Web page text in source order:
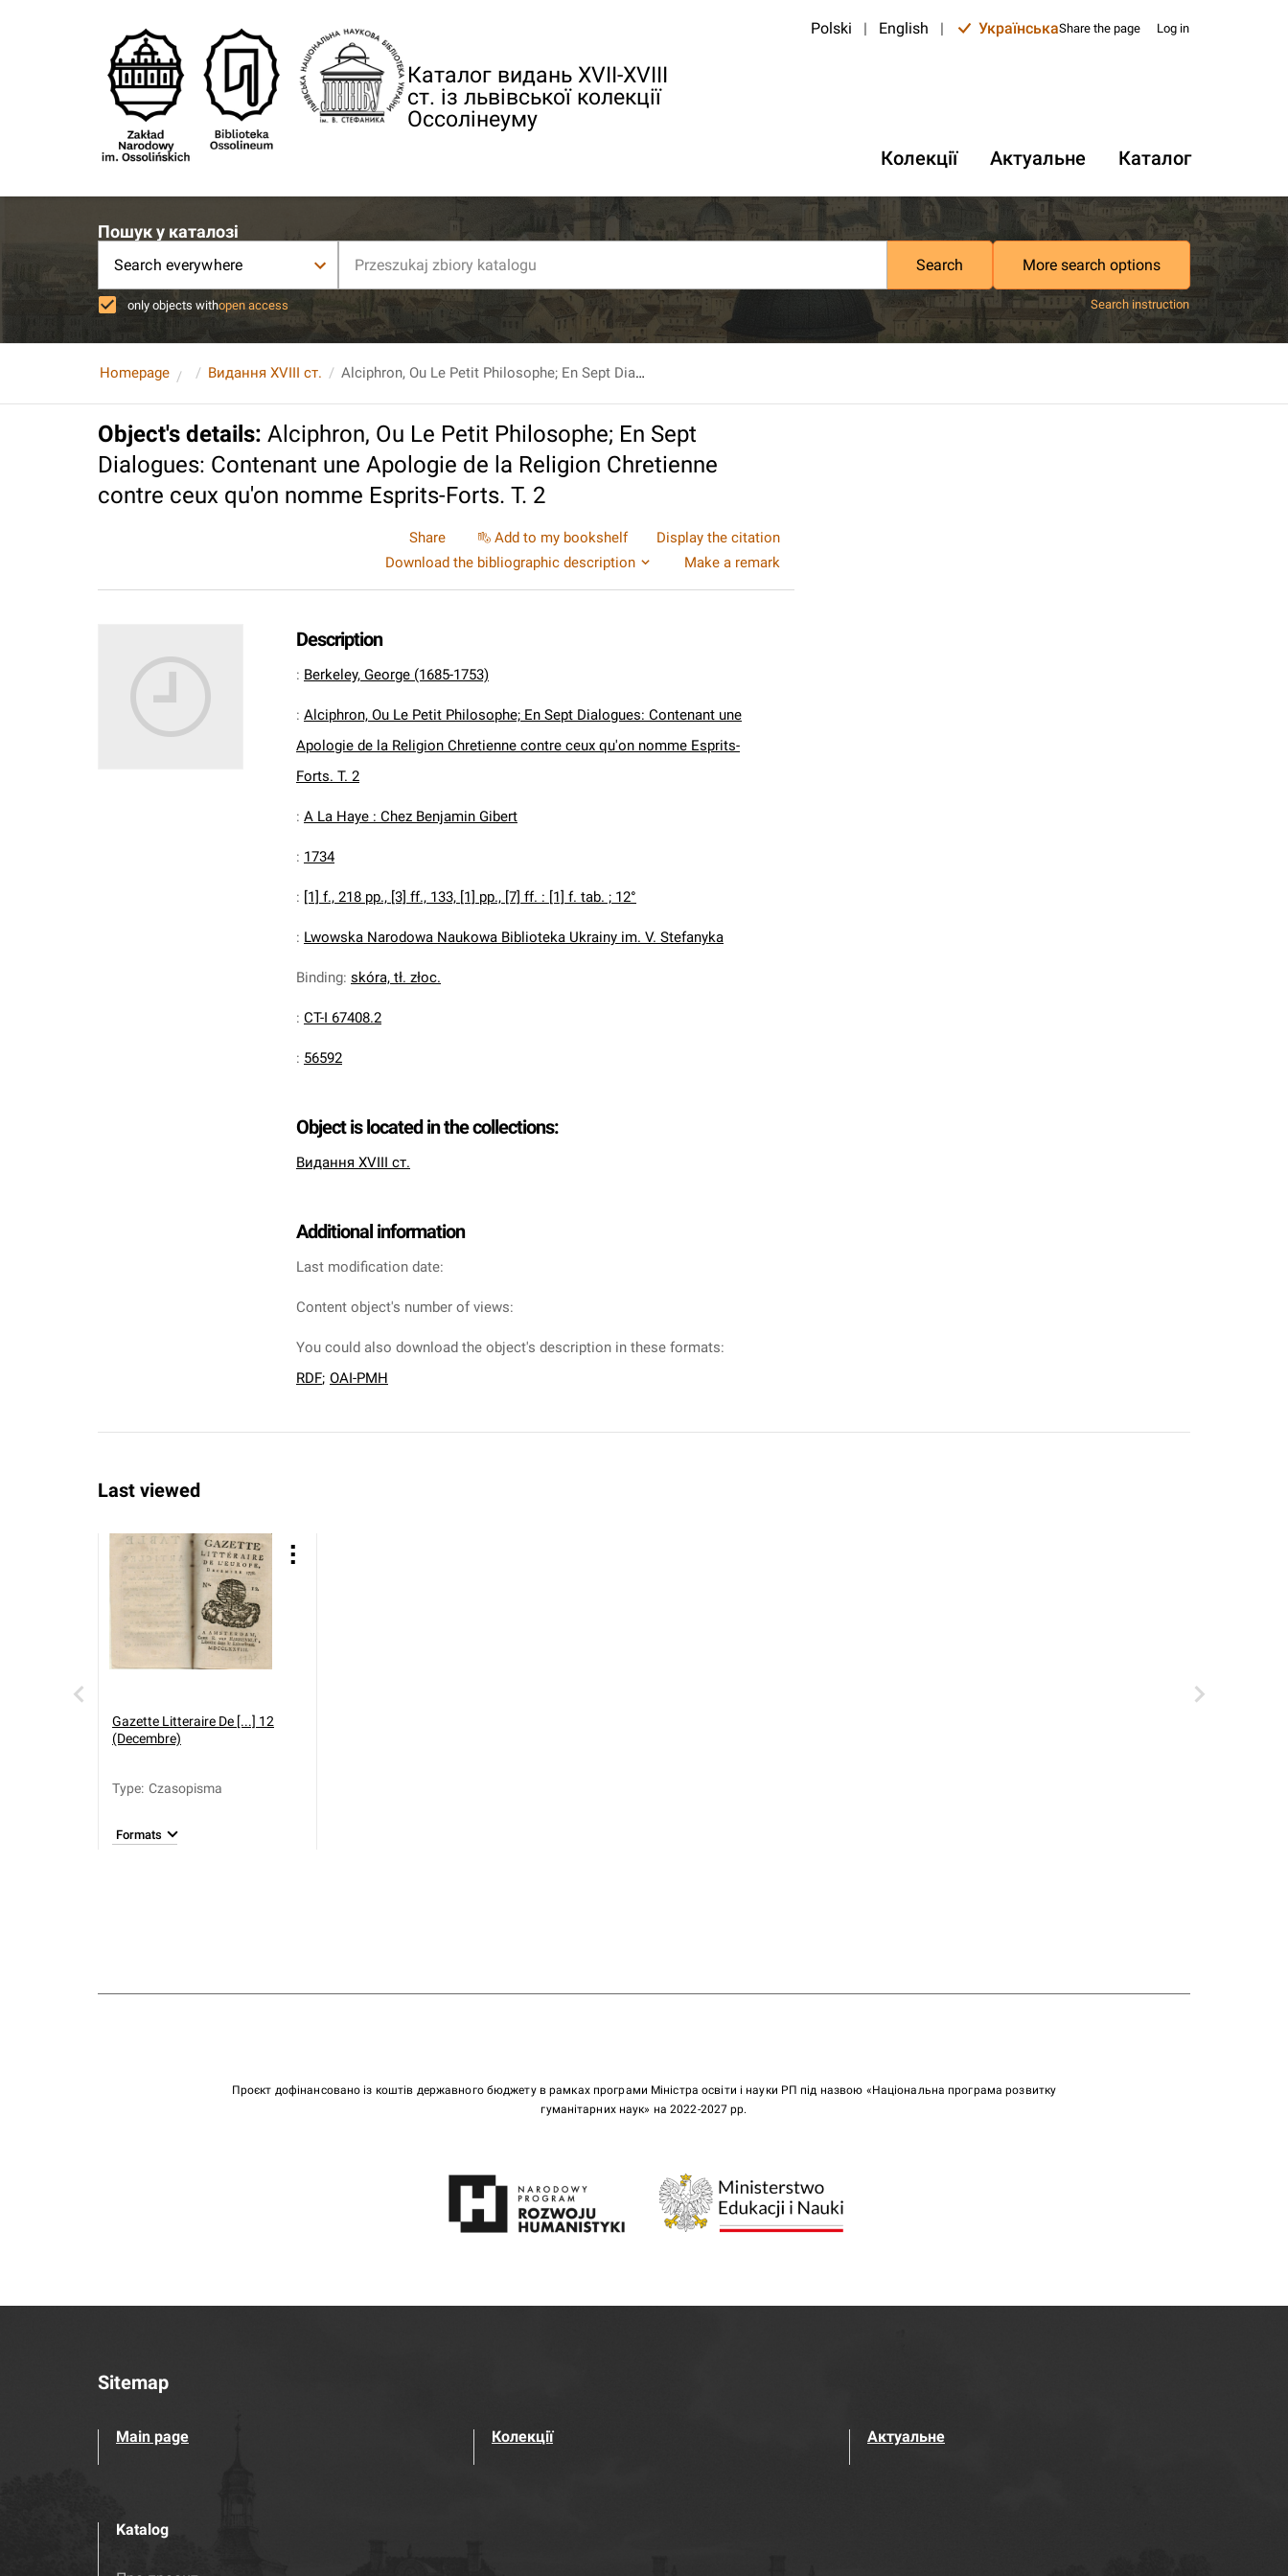
Каталог видань XVII-XVIII
ст. із львівської колекції
Оссолінеуму
Polski | English | УкраїнськаShare the page Log in
Колекції Актуальне Каталог
Пошук у каталозі
Search everywhere Search More search options
only objects withopen access Search instruction
Homepage Видання XVIII ст. Alciphron, Ou Le Petit Philosophe; En Sept Dialogues: Contenant une Apologie de la Religion Chretienne contre ceux qu'on nomme Esprits-Forts. T. 2
Object's details: Alciphron, Ou Le Petit Philosophe; En Sept
Dialogues: Contenant une Apologie de la Religion Chretienne
contre ceux qu'on nomme Esprits-Forts. T. 2
Share Add to my bookshelf
Display the citation
Download the bibliographic description
Make a remark
Description
: Berkeley, George (1685-1753)
: Alciphron, Ou Le Petit Philosophe; En Sept Dialogues: Contenant une
Apologie de la Religion Chretienne contre ceux qu'on nomme Esprits-
Forts. T. 2
: A La Haye : Chez Benjamin Gibert
: 1734
: [1] f., 218 pp., [3] ff., 133, [1] pp., [7] ff. : [1] f. tab. ; 12°
: Lwowska Narodowa Naukowa Biblioteka Ukrainy im. V. Stefanyka
Binding: skóra, tł. złoc.
: CT-I 67408.2
: 56592
Object is located in the collections:
Видання XVIII ст.
Additional information
Last modification date:
Content object's number of views:
You could also download the object's description in these formats:
RDF; OAI-PMH
Last viewed
Gazette Litteraire De [...] 12
(Decembre)
Type: Czasopisma
Formats
Проєкт дофінансовано із коштів державного бюджету в рамках програми Міністра освіти і науки РП під назвою «Національна програма розвитку
гуманітарних наук» на 2022-2027 рр.
Sitemap
Main page Колекції Актуальне
Katalog